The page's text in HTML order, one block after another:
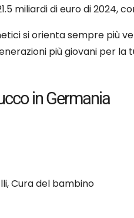
miliardi di euro di 2024,
si orienta sempre più
più giovani per la
in Germania
Cura del bambino